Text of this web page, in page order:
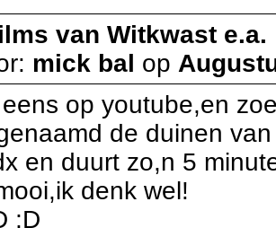
van Witkwast e.a.
mick bal op
op youtube,en
de duinen
en duurt zo,n 5
denk wel!
;D